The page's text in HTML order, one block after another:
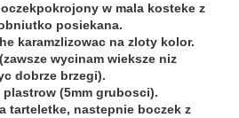
w mala kosteke z
posiekana.
karamzlizowac na zloty kolor.
wycinam wieksze niz
dobrze brzegi).
(5mm grubosci).
tarteletke, nastepnie boczek z